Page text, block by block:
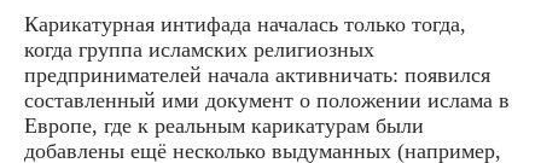
Карикатурная интифада началась только тогда,
когда группа исламских религиозных
предпринимателей начала активничать: появился
составленный ими документ о положении ислама в
Европе, где к реальным карикатурам были
добавлены ещё несколько выдуманных (например,